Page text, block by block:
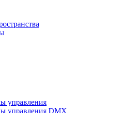
управления
управления DMX